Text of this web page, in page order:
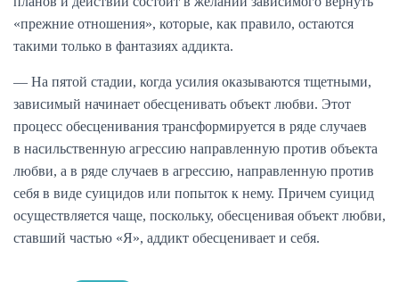
«прежние отношения», которые, как правило, остаются
такими только в фантазиях аддикта.
— На пятой стадии, когда усилия оказываются тщетными,
зависимый начинает обесценивать объект любви. Этот
процесс обесценивания трансформируется в ряде случаев
в насильственную агрессию направленную против объекта
любви, а в ряде случаев в агрессию, направленную против
себя в виде суицидов или попыток к нему. Причем суицид
осуществляется чаще, поскольку, обесценивая объект любви,
ставший частью «Я», аддикт обесценивает и себя.